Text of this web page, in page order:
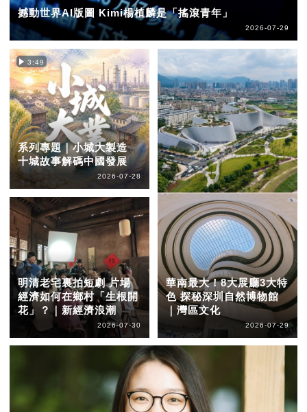
撼動世界AI版圖 Kimi楊植麟是「搖滾青年」
2026-07-29
3:49
系列專題｜小城大製造
十城故事解碼中國發展
2026-07-28
明清老宅裏拍短劇 片場
經濟如何在鄉村「生根開
花」？｜新經濟浪潮
2026-07-30
華南最大！8大展廳3大特
色 探秘深圳自然博物館
｜灣區文化
2026-07-29